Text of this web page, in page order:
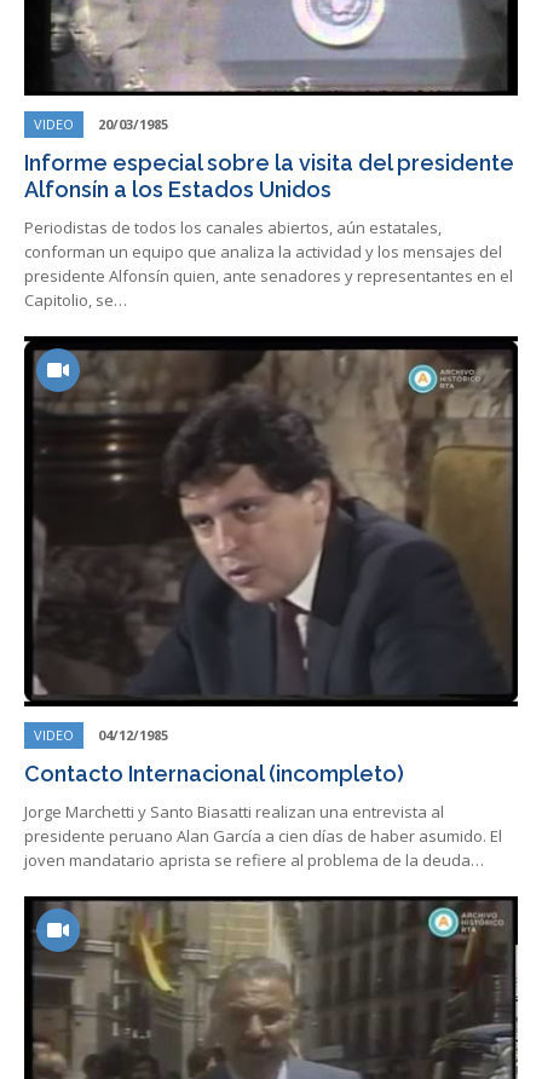
VIDEO 20/03/1985
Informe especial sobre la visita del presidente
Alfonsín a los Estados Unidos
Periodistas de todos los canales abiertos, aún estatales,
conforman un equipo que analiza la actividad y los mensajes del
presidente Alfonsín quien, ante senadores y representantes en el
Capitolio, se…
VIDEO 04/12/1985
Contacto Internacional (incompleto)
Jorge Marchetti y Santo Biasatti realizan una entrevista al
presidente peruano Alan García a cien días de haber asumido. El
joven mandatario aprista se refiere al problema de la deuda…